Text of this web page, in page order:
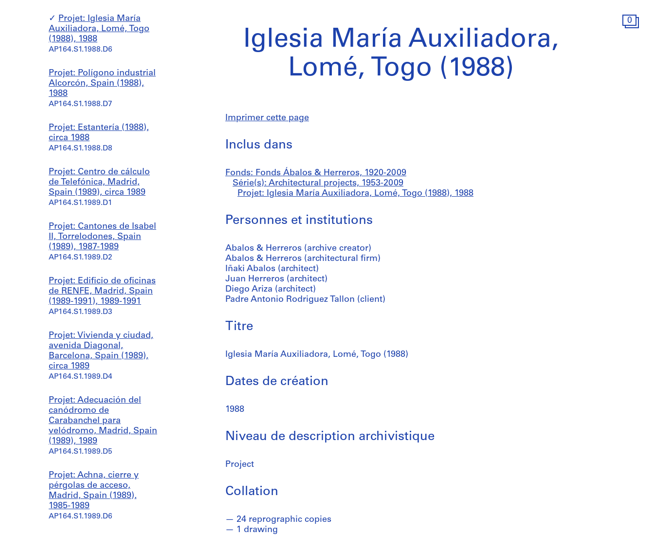
0
Projet: Iglesia María
Auxiliadora, Lomé, Togo
(1988), 1988
AP164.S1.1988.D6
Projet: Polígono industrial
Alcorcón, Spain (1988),
1988
AP164.S1.1988.D7
Projet: Estantería (1988),
circa 1988
AP164.S1.1988.D8
Projet: Centro de cálculo
de Telefónica, Madrid,
Spain (1989), circa 1989
AP164.S1.1989.D1
Projet: Cantones de Isabel
II, Torrelodones, Spain
(1989), 1987-1989
AP164.S1.1989.D2
Projet: Edificio de oficinas
de RENFE, Madrid, Spain
(1989-1991), 1989-1991
AP164.S1.1989.D3
Projet: Vivienda y ciudad,
avenida Diagonal,
Barcelona, Spain (1989),
circa 1989
AP164.S1.1989.D4
Projet: Adecuación del
canódromo de
Carabanchel para
velódromo, Madrid, Spain
(1989), 1989
AP164.S1.1989.D5
Projet: Achna, cierre y
pérgolas de acceso,
Madrid, Spain (1989),
1985-1989
AP164.S1.1989.D6
Iglesia María Auxiliadora,
Lomé, Togo (1988)
Imprimer cette page
Inclus dans
Fonds: Fonds Ábalos & Herreros, 1920-2009
Série(s): Architectural projects, 1953-2009
Projet: Iglesia María Auxiliadora, Lomé, Togo (1988), 1988
Personnes et institutions
Abalos & Herreros (archive creator)
Abalos & Herreros (architectural firm)
Iñaki Abalos (architect)
Juan Herreros (architect)
Diego Ariza (architect)
Padre Antonio Rodriguez Tallon (client)
Titre
Iglesia María Auxiliadora, Lomé, Togo (1988)
Dates de création
1988
Niveau de description archivistique
Project
Collation
24 reprographic copies
1 drawing